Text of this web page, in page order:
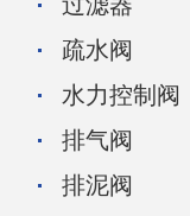
疏水阀
水力控制阀
排气阀
排泥阀